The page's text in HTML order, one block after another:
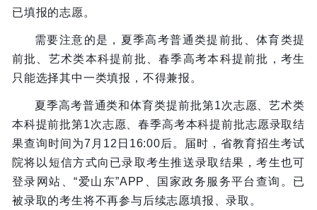
已填报的志愿。
需要注意的是，夏季高考普通类提前批、体育类提
前批、艺术类本科提前批、春季高考本科提前批，考生
只能选择其中一类填报，不得兼报。
夏季高考普通类和体育类提前批第1次志愿、艺术类
本科提前批第1次志愿、春季高考本科提前批志愿录取结
果查询时间为7月12日16:00后。届时，省教育招生考试
院将以短信方式向已录取考生推送录取结果，考生也可
登录网站、“爱山东”APP、国家政务服务平台查询。已
被录取的考生将不再参与后续志愿填报、录取。